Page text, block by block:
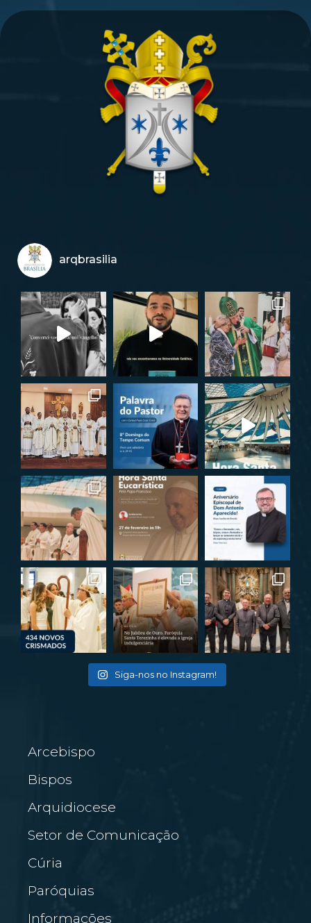
arqbrasilia
Siga-nos no Instagram!
Arcebispo
Bispos
Arquidiocese
Setor de Comunicação
Cúria
Paróquias
Informações